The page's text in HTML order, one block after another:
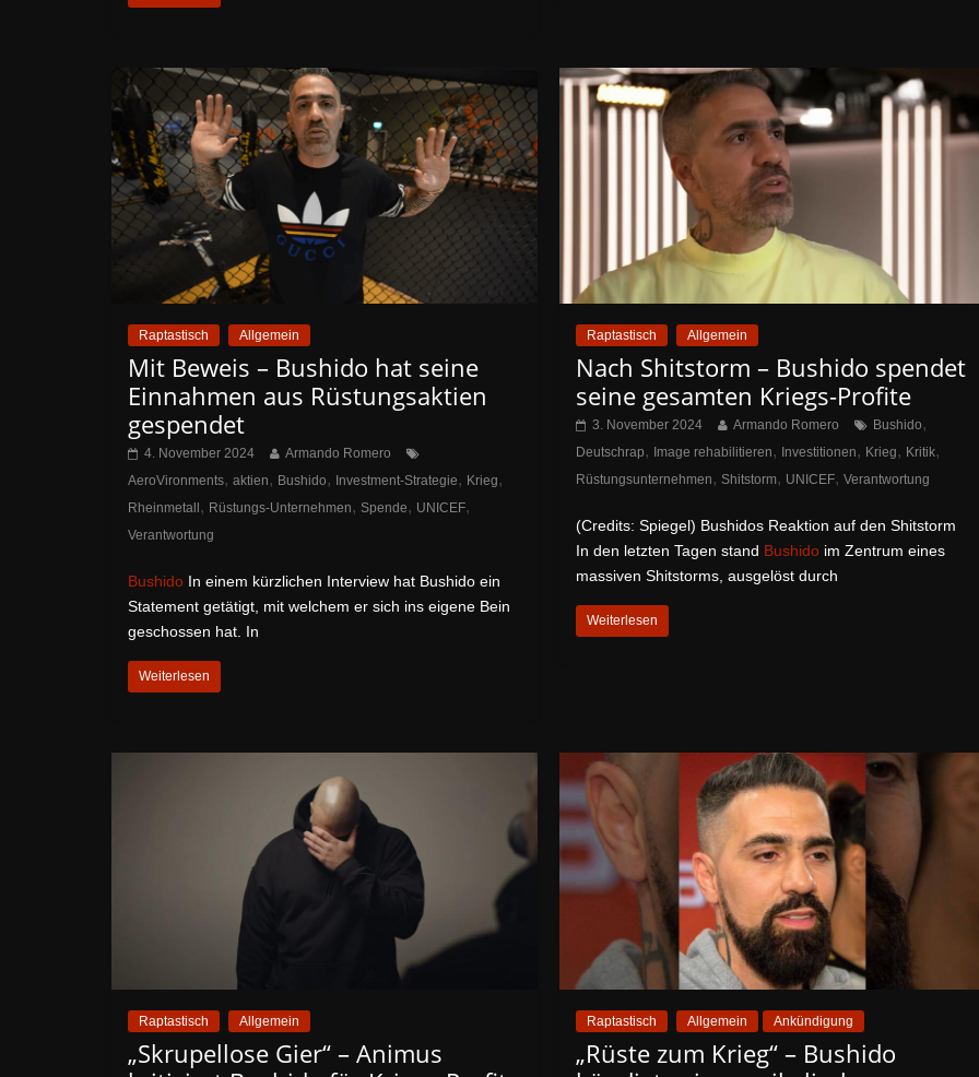
Raptastisch Allgemein
Mit Beweis – Bushido hat seine
Einnahmen aus Rüstungsaktien
gespendet
4. November 2024
Armando Romero
AeroVironments, aktien, Bushido, Investment-Strategie, Krieg,
Rheinmetall , Rüstungs-Unternehmen, Spende, UNICEF,
Verantwortung
Bushido In einem kürzlichen Interview hat Bushido ein
Statement getätigt, mit welchem er sich ins eigene Bein
geschossen hat. In
Weiterlesen
Raptastisch Allgemein
Nach Shitstorm – Bushido spendet
seine gesamten Kriegs-Profite
3. November 2024 Armando Romero Bushido,
Deutschrap, Image rehabilitieren, Investitionen, Krieg, Kritik,
Rüstungsunternehmen, Shitstorm, UNICEF,Verantwortung
(Credits: Spiegel) Bushidos Reaktion auf den Shitstorm
In den letzten Tagen stand Bushido im Zentrum eines
massiven Shitstorms, ausgelöst durch
Weiterlesen
Raptastisch Allgemein
„Skrupellose Gier“ – Animus
Raptastisch Allgemein Ankündigung
„Rüste zum Krieg“ – Bushido